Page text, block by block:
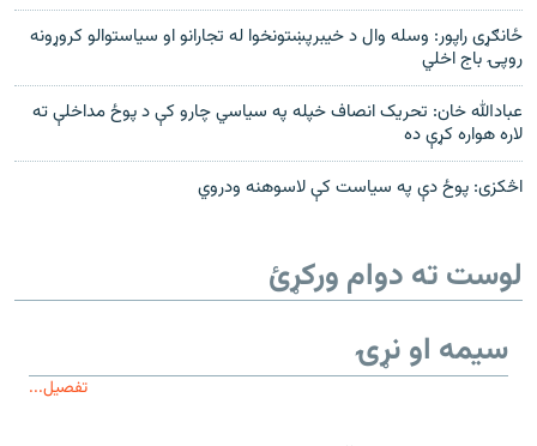
ځانګړی راپور: وسله وال د خيبرپښتونخوا له تجارانو او سیاستوالو کروړونه
روپۍ باج اخلي
عبادالله خان: تحریک انصاف خپله په سیاسي چارو کې د پوځ مداخلې ته
لاره هواره کړې ده
اڅکزی: پوځ دې په سیاست کې لاسوهنه ودروي
لوست ته دوام ورکړئ
سیمه او نړۍ
تفصیل...